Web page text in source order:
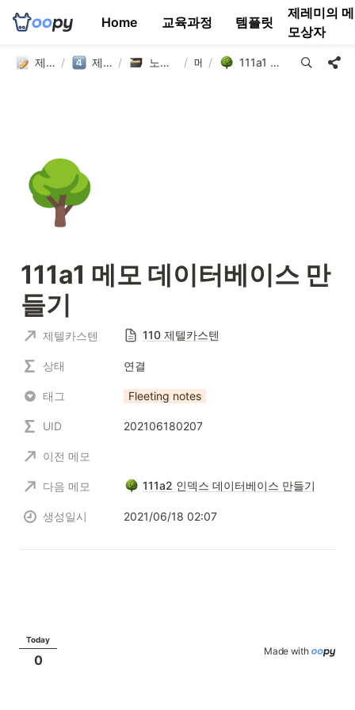
제텔카스텐 연구소 / 제텔카스텐 템플릿 / 노션 제텔카스텐 템플릿 / 메모/ 111a1 메모 데이터베이스 만들기
🌳
111a1 메모 데이터베이스 만
들기
제텔카스텐 110 제텔카스텐
상태 연결
태그 Fleeting notes
UID 202106180207
이전 메모
다음 메모 111a2 인덱스 데이터베이스 만들기
생성일시 2021/06/18 02:07
Today
0
Made with
Home 교육과정 템플릿
제레미의 메
모상자